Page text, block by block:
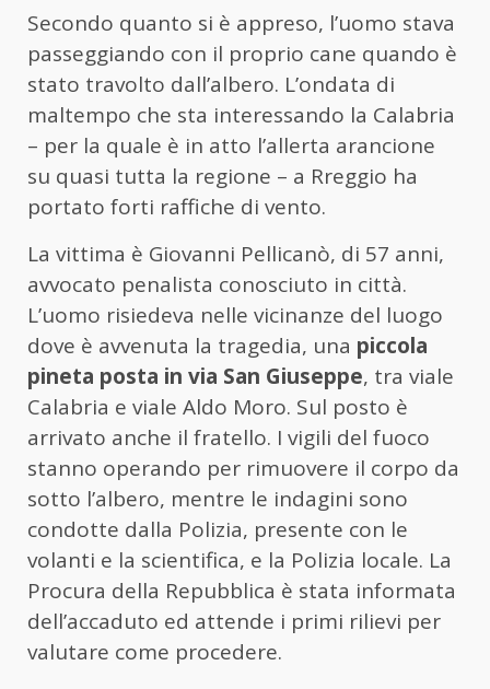
Secondo quanto si è appreso, l’uomo stava
passeggiando con il proprio cane quando è
stato travolto dall’albero. L’ondata di
maltempo che sta interessando la Calabria
– per la quale è in atto l’allerta arancione
su quasi tutta la regione – a Rreggio ha
portato forti raffiche di vento.
La vittima è Giovanni Pellicanò, di 57 anni,
avvocato penalista conosciuto in città.
L’uomo risiedeva nelle vicinanze del luogo
dove è avvenuta la tragedia, una piccola
pineta posta in via San Giuseppe, tra viale
Calabria e viale Aldo Moro. Sul posto è
arrivato anche il fratello. I vigili del fuoco
stanno operando per rimuovere il corpo da
sotto l’albero, mentre le indagini sono
condotte dalla Polizia, presente con le
volanti e la scientifica, e la Polizia locale. La
Procura della Repubblica è stata informata
dell’accaduto ed attende i primi rilievi per
valutare come procedere.